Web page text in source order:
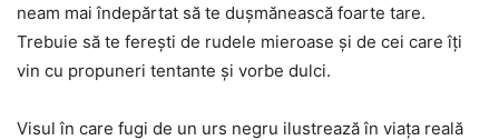
neam mai îndepărtat să te dușmănească foarte tare.
Trebuie să te ferești de rudele mieroase și de cei care îți
vin cu propuneri tentante și vorbe dulci.
Visul în care fugi de un urs negru ilustrează în viața reală